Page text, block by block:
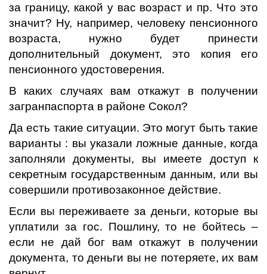
за границу, какой у вас возраст и пр. Что это
значит? Ну, например, человеку пенсионного
возраста, нужно будет принести
дополнительный документ, это копия его
пенсионного удостоверения.
В каких случаях вам откажут в получении
загранпаспорта в районе Сокол?
Да есть такие ситуации. Это могут быть такие
варианты : вы указали ложные данные, когда
заполняли документы, вы имеете доступ к
секретным государственным данным, или вы
совершили противозаконное действие.
Если вы переживаете за деньги, которые вы
уплатили за гос. Пошлину, то не бойтесь –
если не дай бог вам откажут в получении
документа, то деньги вы не потеряете, их вам